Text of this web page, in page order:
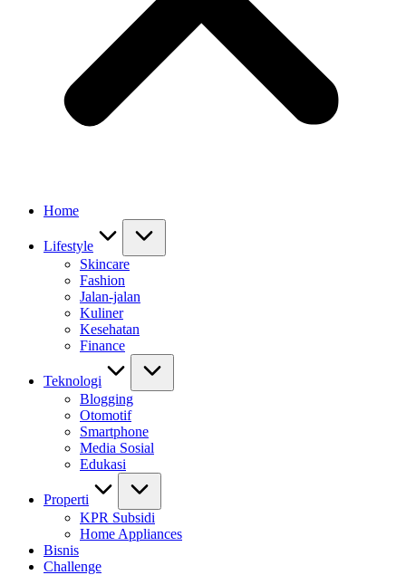
Home
Lifestyle
Skincare
Fashion
Jalan-jalan
Kuliner
Kesehatan
Finance
Teknologi
Blogging
Otomotif
Smartphone
Media Sosial
Edukasi
Properti
KPR Subsidi
Home Appliances
Bisnis
Challenge